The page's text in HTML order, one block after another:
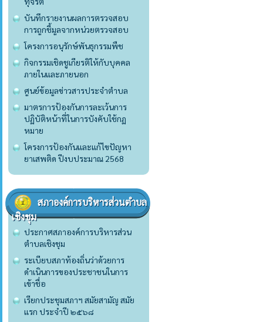
บันทึกรายงานผลการตรวจสอบ
การถูกชี้มูลจากหน่วยตรวจสอบ
โครงการอนุรักษ์พันธุกรรมพืช
กิจกรรมเชิดชูเกียรติให้กับบุคคล
ภายในและภายนอก
ศูนย์ข้อมูลข่าวสารประจำตำบล
มาตรการป้องกันการละเว้นการ
ปฏิบัติหน้าที่ในการบังคับใช้กฏ
หมาย
โครงการป้องกันและแก้ไขปัญหา
ยาเสพติด ปีงบประมาณ 2568
สภาองค์การบริหารส่วนตำบล
เชิงชุม
ประกาศสภาองค์การบริหารส่วน
ตำบลเชิงชุม
ระเบียบสภาท้องถิ่นว่าด้วยการ
ดำเนินการของประชาชนในการ
เข้าชื่อ
เรียกประชุมสภาฯ สมัยสามัญ สมัย
แรก ประจำปี ๒๕๖๘